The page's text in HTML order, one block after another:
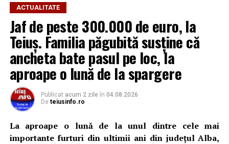
ACTUALITATE
Jaf de peste 300.000 de euro, la
Teiuș. Familia păgubită susține că
ancheta bate pasul pe loc, la
aproape o lună de la spargere
Publicat acum 2 zile în 04.08.2026
De teiusinfo.ro
La aproape o lună de la unul dintre cele mai
importante furturi din ultimii ani din județul Alba,